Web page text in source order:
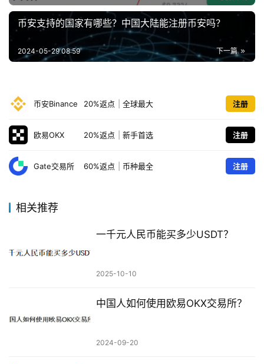
币安支持的国家有哪些？中国大陆能注册币安吗？
下一篇
2024-05-29 08:59
币安Binance 20%返点 全球最大 注册
欧易OKX 20%返点 新手首选 注册
Gate交易所 60%返点 币种最全 注册
相关推荐
一千元人民币能买多少USDT？
2025-10-10
中国人如何使用欧易OKX交易所？
2024-09-20